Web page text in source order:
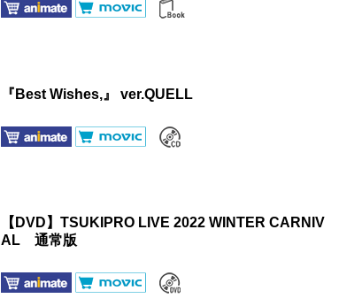
『Best Wishes,』 ver.QUELL
【DVD】TSUKIPRO LIVE 2022 WINTER CARNIV
AL 通常版